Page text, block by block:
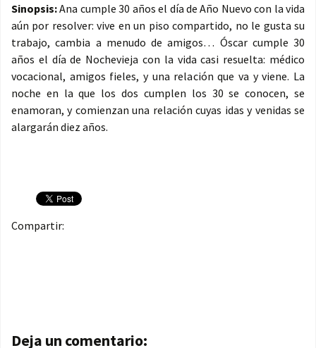
Sinopsis:Ana cumple 30 años el día de Año Nuevo con la vida
aún por resolver: vive en un piso compartido, no le gusta su
trabajo, cambia a menudo de amigos… Óscar cumple 30
años el día de Nochevieja con la vida casi resuelta: médico
vocacional, amigos fieles, y una relación que va y viene. La
noche en la que los dos cumplen los 30 se conocen, se
enamoran, y comienzan una relación cuyas idas y venidas se
alargarán diez años.
Compartir:
Navegación de entradas
Deja un comentario: